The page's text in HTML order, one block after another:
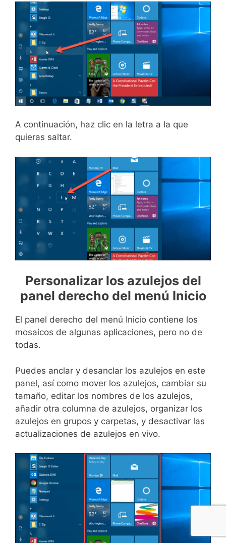
A continuación, haz clic en la letra a la que
quieras saltar.
Personalizar los azulejos del
panel derecho del menú Inicio
El panel derecho del menú Inicio contiene los
mosaicos de algunas aplicaciones, pero no de
todas.
Puedes anclar y desanclar los azulejos en este
panel, así como mover los azulejos, cambiar su
tamaño, editar los nombres de los azulejos,
añadir otra columna de azulejos, organizar los
azulejos en grupos y carpetas, y desactivar las
actualizaciones de azulejos en vivo.